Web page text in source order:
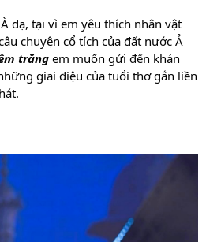
dạ, tại vì em yêu thích nhân vật
chuyện cổ tích của đất nước Ả
trăng em muốn gửi đến khán
giai điệu của tuổi thơ gắn liền